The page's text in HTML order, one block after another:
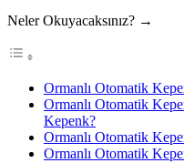
Neler Okuyacaksınız? →
Ormanlı Otomatik
Ormanlı Otomatik
Kepenk?
Ormanlı Otomatik
Ormanlı Otomatik